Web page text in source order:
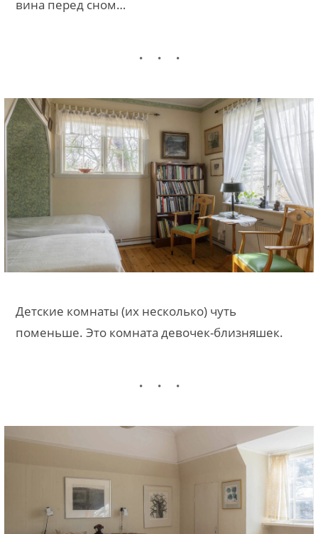
вина перед сном…
Детские комнаты (их несколько) чуть
поменьше. Это комната девочек-близняшек.